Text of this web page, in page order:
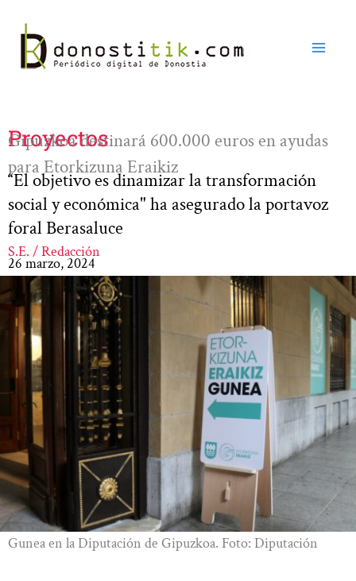
contenido
Proyectos
Gipuzkoa destinará 600.000 euros en ayudas
para Etorkizuna Eraikiz
“El objetivo es dinamizar la transformación
social y económica" ha asegurado la portavoz
foral Berasaluce
S.E. / Redacción
26 marzo, 2024
Gunea en la Diputación de Gipuzkoa. Foto: Diputación